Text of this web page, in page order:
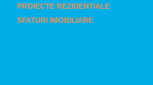
PROIECTE REZIDENTIALE
SFATURI IMOBILIARE